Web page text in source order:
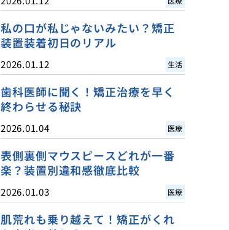
私の口が私じゃないみたい？矯正
装置装着初日のリアル
2026.01.12 生活
歯科医師に聞く！矯正治療を早く
終わらせる秘訣
2026.01.04 医療
表側裏側マウスピースどれが一番
楽？装置別違和感徹底比較
2026.01.03 医療
肌荒れも乗り越えて！矯正がくれ